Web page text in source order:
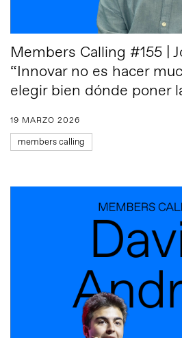
Members Calling #155 |
“Innovar no es hacer
elegir bien dónde poner
19 MARZO 2026
members calling